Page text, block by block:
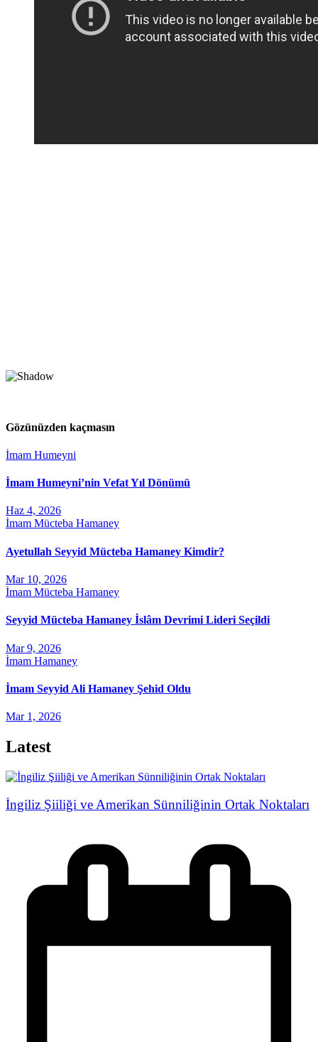
Gözünüzden kaçmasın
İmam Humeyni
İmam Humeyni’nin Vefat Yıl Dönümü
Haz 4, 2026
İmam Mücteba Hamaney
Ayetullah Seyyid Mücteba Hamaney Kimdir?
Mar 10, 2026
İmam Mücteba Hamaney
Seyyid Mücteba Hamaney İslâm Devrimi Lideri Seçildi
Mar 9, 2026
İmam Hamaney
İmam Seyyid Ali Hamaney Şehid Oldu
Mar 1, 2026
Latest
İngiliz Şiiliği ve Amerikan Sünniliğinin Ortak Noktaları